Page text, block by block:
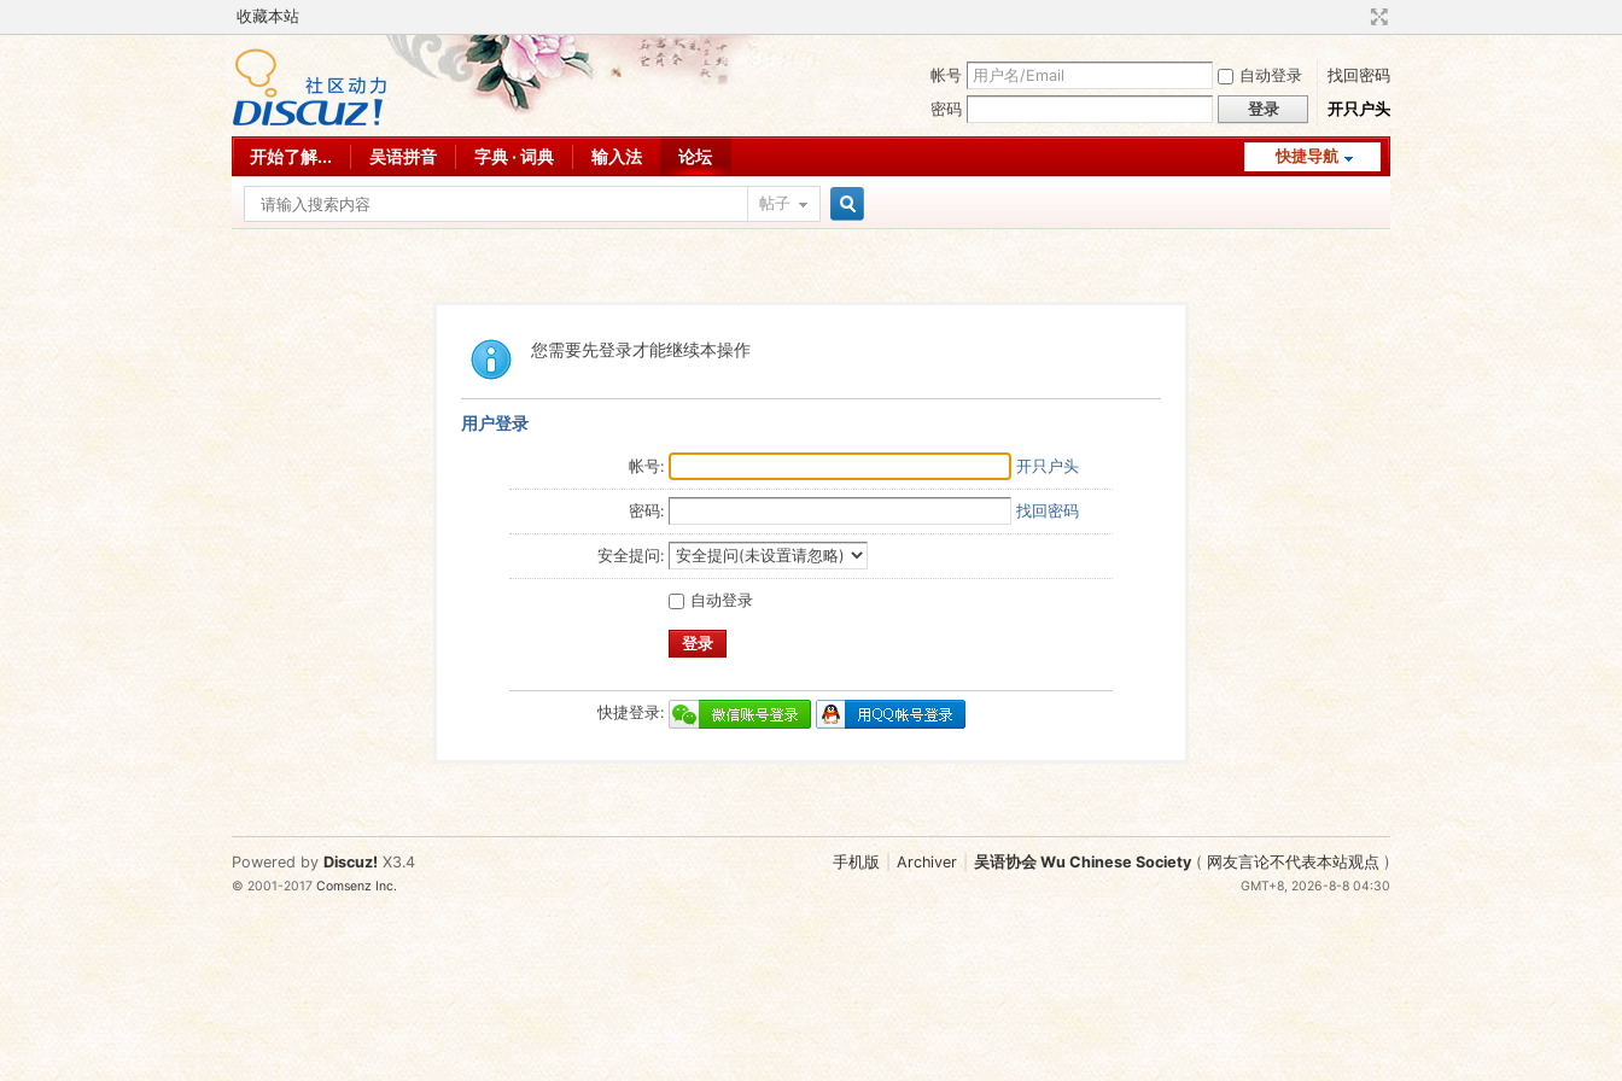
收藏本站
帐号 自动登录
找回密码
密码
登录 开只户头
快捷导航
开始了解... 吴语拼音 字典 · 词典 输入法 论坛
帖子
您需要先登录才能继续本操作
用户登录
帐号: 开只户头
密码: 找回密码
安全提问:
自动登录
登录
快捷登录:
手机版 Archiver 吴语协会 Wu Chinese Society ( 网友言论不代表本站观点 )
GMT+8, 2026-8-8 04:30
Powered by Discuz! X3.4
© 2001-2017Comsenz Inc.